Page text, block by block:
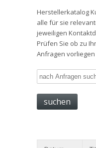
Herstellerkatalog
alle für sie
jeweiligen
Prüfen Sie ob zu
Anfragen vorliegen